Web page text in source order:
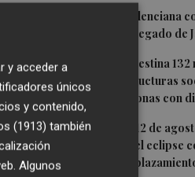
La Biblioteca Valenciana
aniversario del legado de
4La Generalitat destina 132
nuevas infraestructuras
mayores y personas con
5La movilidad el 12 de
duplicarse por el eclipse
millones de
y acceder a
únicos
y contenido,
(1913) también
Algunos